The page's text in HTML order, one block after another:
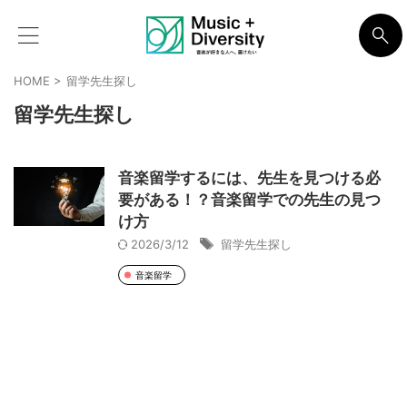
HOME > 留学先生探し
留学先生探し
音楽留学するには、先生を見つける必
要がある！？音楽留学での先生の見つ
け方
2026/3/12 留学先生探し
音楽留学